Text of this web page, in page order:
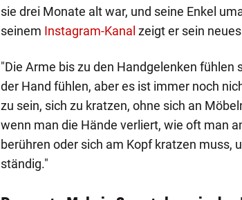
sie drei Monate alt war, und seine Enkel
seinem Instagram-Kanal zeigt er sein
"Die Arme bis zu den Handgelenken fühlen
der Hand fühlen, aber es ist immer noch
zu sein, sich zu kratzen, ohne sich an
wenn man die Hände verliert, wie oft man
berühren oder sich am Kopf kratzen muss,
ständig."